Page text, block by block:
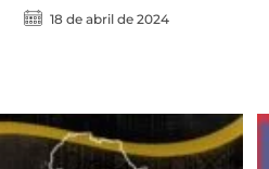
18 de abril de 2024